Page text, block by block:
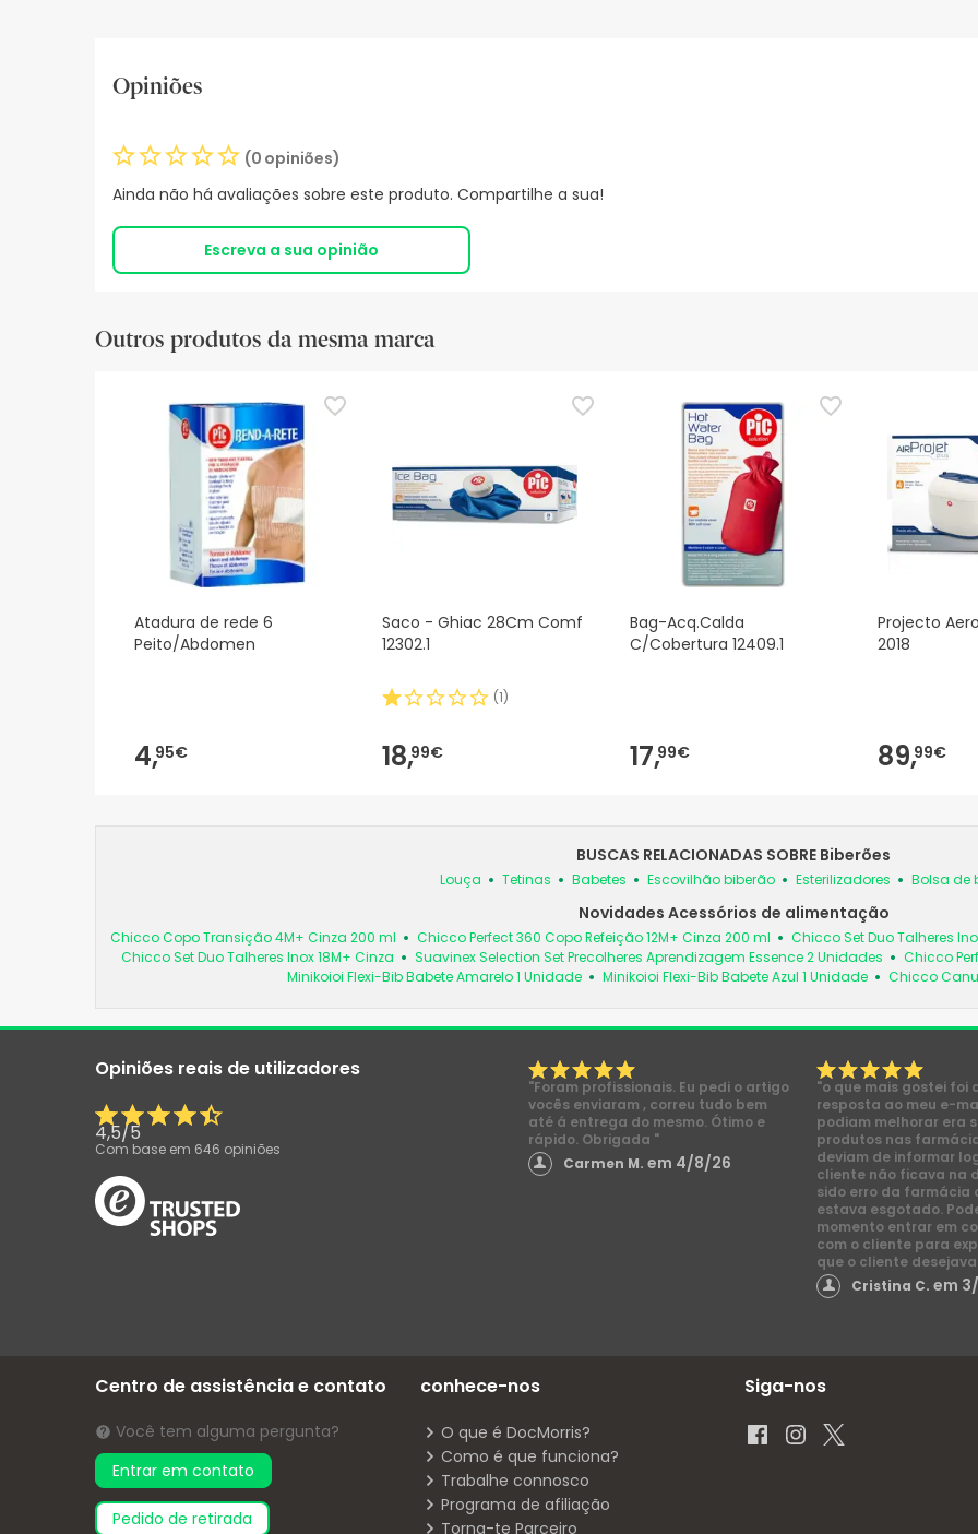
Opiniões
(0 opiniões)
Ainda não há avaliações sobre este produto. Compartilhe a sua!
Escreva a sua opinião
Outros produtos da mesma marca
Atadura de rede 6
Peito/Abdomen
4,95€
Saco - Ghiac 28Cm Comf
12302.1
(1)
18,99€
Bag-Acq.Calda
C/Cobertura 12409.1
17,99€
Projecto
2018
89,99€
BUSCAS RELACIONADAS SOBRE Biberões
Louça Tetinas Babetes Escovilhão biberão Esterilizadores Bolsa de
Novidades Acessórios de alimentação
Chicco Copo Transição 4M+ Cinza 200 ml Chicco Perfect 360 Copo Refeição 12M+ Cinza 200 ml Chicco Set Duo Talheres
Chicco Set Duo Talheres Inox 18M+ Cinza
Suavinex Selection Set Precolheres Aprendizagem Essence 2 Unidades
Chicco
Minikoioi Flexi-Bib Babete Amarelo 1 Unidade
Minikoioi Flexi-Bib Babete Azul 1 Unidade Chicco
Opiniões reais de utilizadores
4,5/5
Com base em 646 opiniões
"Foram profissionais. Eu pedi o artigo
vocês enviaram , correu tudo bem
até á entrega do mesmo. Ótimo e
rápido. Obrigada "
Carmen M. em 4/8/26
"o que mais gostei foi
resposta ao meu e-
podiam melhorar era
produtos nas
deviam de informar
cliente não ficava na
sido erro da farmácia
estava esgotado.
momento entrar em
com o cliente para
que o cliente
Cristina C.em
Centro de assistência e contato
Você tem alguma pergunta?
Entrar em contato
pedido de retirada
conhece-nos
O que é DocMorris?
Como é que funciona?
Trabalhe connosco
Programa de afiliação
Torna-te Parceiro
Siga-nos